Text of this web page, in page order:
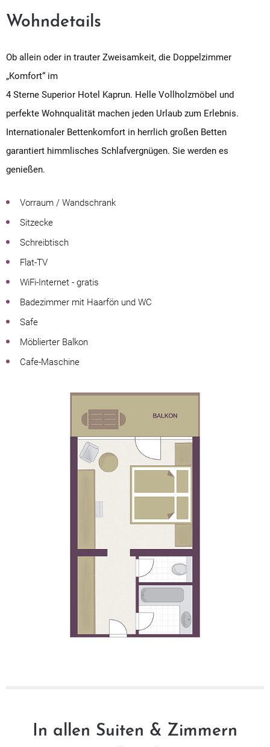
Wohndetails
Ob allein oder in trauter Zweisamkeit, die Doppelzimmer
„Komfort“ im
4 Sterne Superior Hotel Kaprun. Helle Vollholzmöbel und
perfekte Wohnqualität machen jeden Urlaub zum Erlebnis.
Internationaler Bettenkomfort in herrlich großen Betten
garantiert himmlisches Schlafvergnügen. Sie werden es
genießen.
Vorraum / Wandschrank
Sitzecke
Schreibtisch
Flat-TV
WiFi-Internet - gratis
Badezimmer mit Haarfön und WC
Safe
Möblierter Balkon
Cafe-Maschine
In allen Suiten & Zimmern